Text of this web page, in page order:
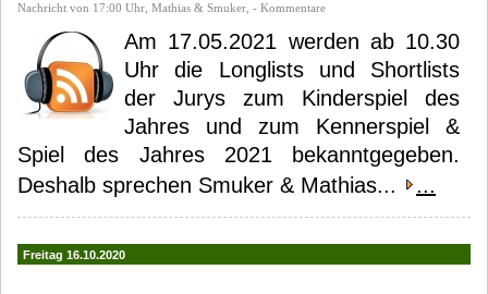
Nachricht von 17:00 Uhr, Mathias & Smuker, - Kommentare
Am 17.05.2021 werden ab 10.30
Uhr die Longlists und Shortlists
der Jurys zum Kinderspiel des
Jahres und zum Kennerspiel &
Spiel des Jahres 2021 bekanntgegeben.
Deshalb sprechen Smuker & Mathias...
...
Freitag 16.10.2020